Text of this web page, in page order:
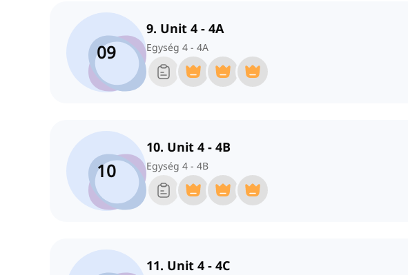
09
9. Unit 4 - 4A
Egység 4 - 4A
10
10. Unit 4 - 4B
Egység 4 - 4B
11. Unit 4 - 4C